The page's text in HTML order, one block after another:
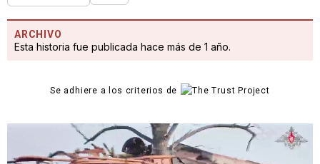
ARCHIVO
Esta historia fue publicada hace más de 1 año.
Se adhiere a los criterios de